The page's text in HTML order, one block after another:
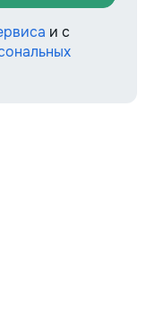
и с